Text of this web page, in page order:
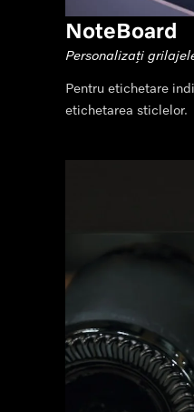
NoteBoard
Personalizați
Pentru etichetare
etichetarea sticlelor.